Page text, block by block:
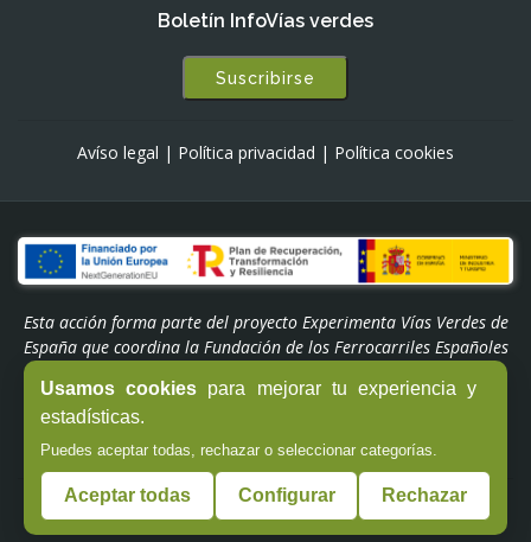
Usamos cookies para mejorar tu experiencia y
estadísticas.
Puedes aceptar todas, rechazar o seleccionar categorías.
Aceptar todas Configurar Rechazar
Boletín InfoVías verdes
Suscribirse
Avíso legal | Política privacidad | Política cookies
Esta acción forma parte del proyecto Experimenta Vías Verdes de
España que coordina la Fundación de los Ferrocarriles Españoles
Transformación y Resiliencia. Financiado por la Unión Europea -
NextGenerationEU a través del Programa 'Experiencias Turismo
España' del Ministerio de Industria y Turismo.
© Copyright - Fundación de los Ferrocarriles Españoles